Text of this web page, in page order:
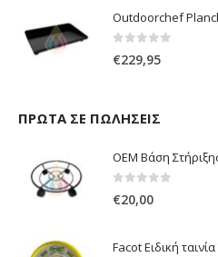
Outdoorchef
€229,95
ΠΡΏΤΑ ΣΕ ΠΩΛΉΣΕΙΣ
€20,00